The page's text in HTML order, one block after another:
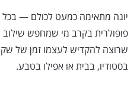
יוגה מתאימה כמעט לכולם — בכל
פופולרית בקרב מי שמחפש שילוב
שרוצה להקדיש לעצמו זמן של
בסטודיו, בבית או אפילו בטבע.